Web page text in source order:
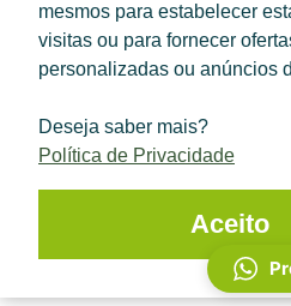
mesmos para estabelecer
visitas ou para fornecer
personalizadas ou anúncios
Deseja saber mais?
Política de Privacidade
Aceito
POLÍTICA DE PRIVACIDADE|
GERAIS DE VENDA | ©TOPFARMA,